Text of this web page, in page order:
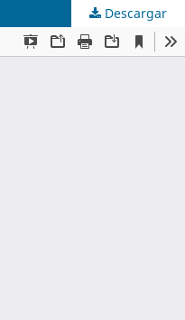
Descargar